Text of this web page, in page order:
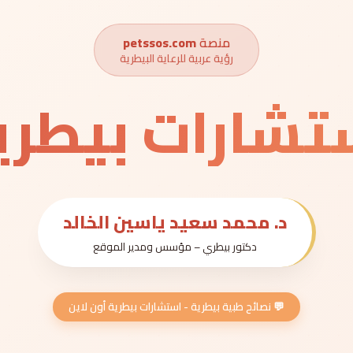
منصةpetssos.com
رؤية عربية للرعاية البيطرية
د. محمد سعيد ياسين الخالد
دكتور بيطري – مؤسس ومدير الموقع
💬 نصائح طبية بيطرية - استشارات بيطرية أون لاين